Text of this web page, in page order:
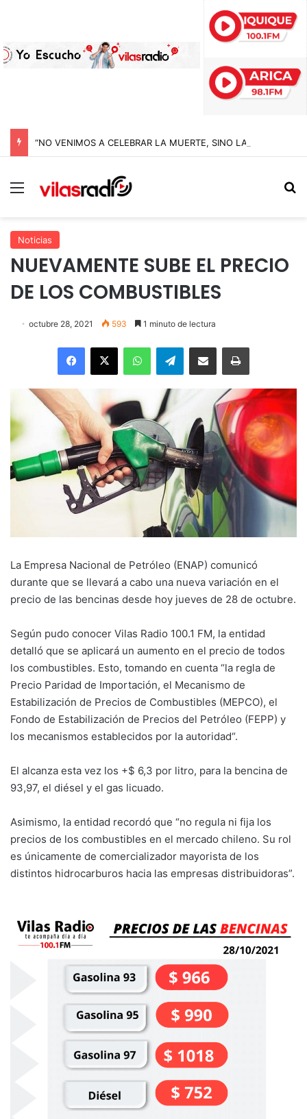
Menú
Noticias
NUEVAMENTE SUBE EL PRECIO
DE LOS COMBUSTIBLES
octubre 28, 2021 593 1 minuto de lectura
Facebook
X WhatsAppTelegramEnviar vía email Imprimir
La Empresa Nacional de Petróleo (ENAP) comunicó
durante que se llevará a cabo una nueva variación en el
precio de las bencinas desde hoy jueves de 28 de octubre.
Según pudo conocer Vilas Radio 100.1 FM, la entidad
detalló que se aplicará un aumento en el precio de todos
los combustibles. Esto, tomando en cuenta “la regla de
Precio Paridad de Importación, el Mecanismo de
Estabilización de Precios de Combustibles (MEPCO), el
Fondo de Estabilización de Precios del Petróleo (FEPP) y
los mecanismos establecidos por la autoridad“.
El alcanza esta vez los +$ 6,3 por litro, para la bencina de
93,97, el diésel y el gas licuado.
Asimismo, la entidad recordó que “no regula ni fija los
precios de los combustibles en el mercado chileno. Su rol
es únicamente de comercializador mayorista de los
distintos hidrocarburos hacia las empresas distribuidoras”.